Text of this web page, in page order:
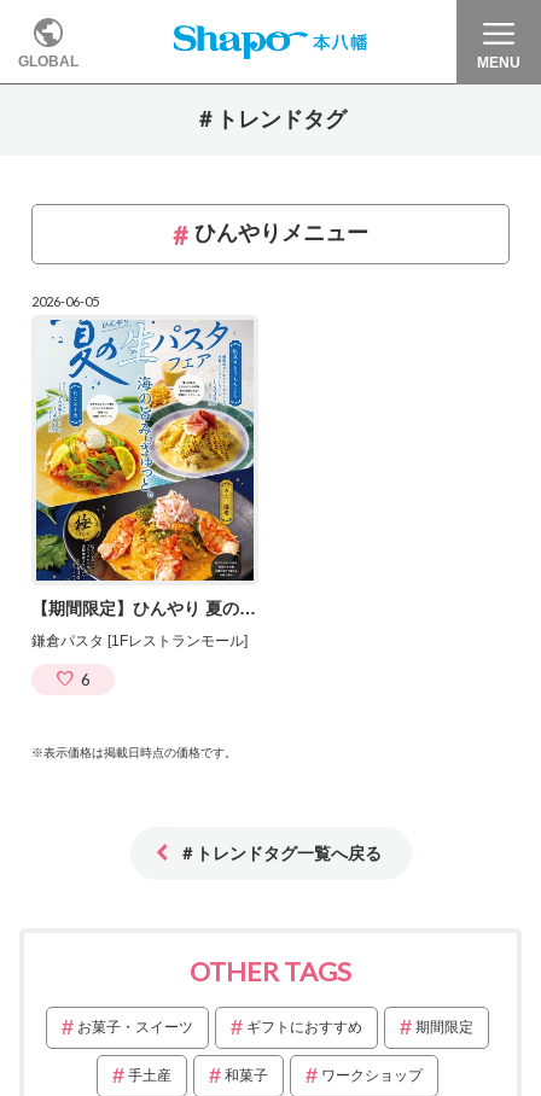
GLOBAL MENU
＃トレンドタグ
ひんやりメニュー
2026-06-05
【期間限定】ひんやり 夏の生パスタフェア
鎌倉パスタ [1Fレストランモール]
6
※表示価格は掲載日時点の価格です。
＃トレンドタグ一覧へ戻る
OTHER TAGS
お菓子・スイーツ ギフトにおすすめ 期間限定
手土産 和菓子 ワークショップ